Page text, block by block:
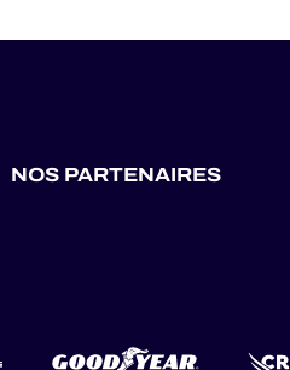
NOS PARTENAIRES